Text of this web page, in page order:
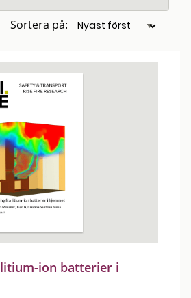
Sortera på:
ion batterier i